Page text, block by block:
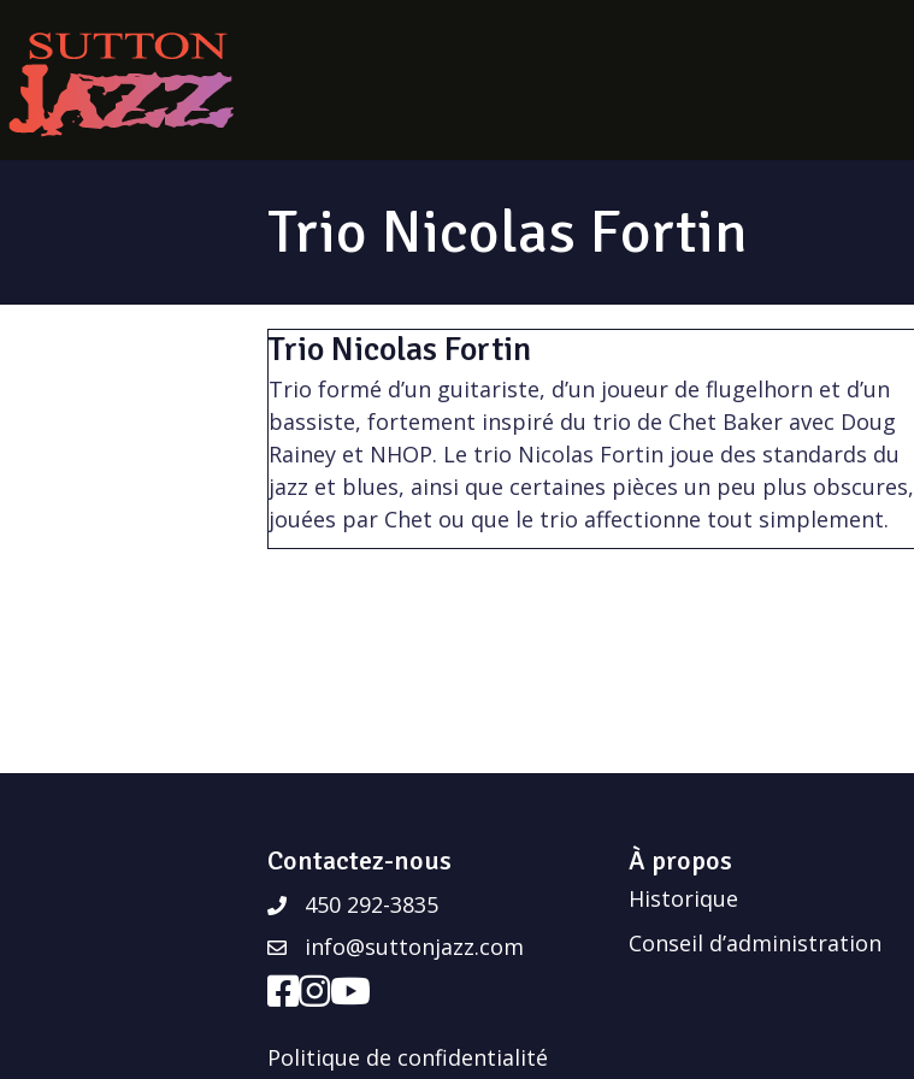
Trio Nicolas Fortin
Trio Nicolas Fortin
Trio formé d’un guitariste, d’un joueur de flugelhorn et d’un
bassiste, fortement inspiré du trio de Chet Baker avec Doug
Rainey et NHOP. Le trio Nicolas Fortin joue des standards du
jazz et blues, ainsi que certaines pièces un peu plus obscures,
jouées par Chet ou que le trio affectionne tout simplement.
Contactez-nous
450 292-3835
info@suttonjazz.com
Politique de confidentialité
À propos
Historique
Conseil d’administration